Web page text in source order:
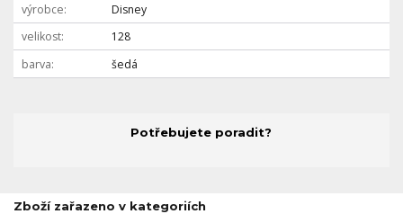
výrobce
Disney
velikost
128
barva
šedá
Potřebujete poradit?
Zboží zařazeno v kategoriích